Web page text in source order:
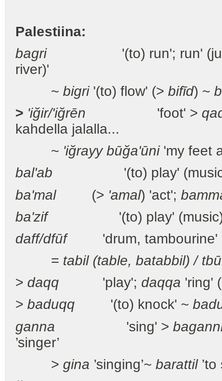
Palestiina:
bagri'(to) run'; run'
river)'
~ bigri'(to) flow' (> bifīd) ~
> 'iğir/'iğrēn 'foot' >
kahdella jalalla...
~ 'iğrayy būğa'ūni'my feet
bal'ab
'(to) play'
ba'mal(> 'amal) 'act';
ba'zif'(to) play'
daff/dfūf'drum, tambourine'
= tabil (table, batabbil) /
> daqq 'play'; daqqa 'ring'
> baduqq '(to) knock' ~
ganna 'sing' >
’singer’
> gina ’singing’~ barattil’to